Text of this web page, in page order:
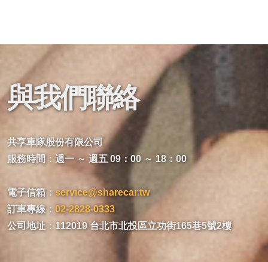
與我們聯絡
共享車隊股份有限公司
服務時間：週一 ～ 週五 09：00 ～ 18：00
電子信箱： service@sharecar.tw
訂車專線： 02-2828-0333
公司地址：112019 台北市北投區立功街165巷5號2樓